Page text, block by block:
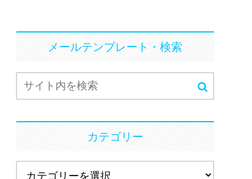
メールテンプレート・検索
カテゴリー